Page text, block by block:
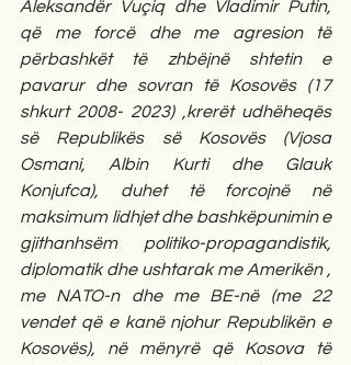
Aleksandër Vuçiq dhe Vladimir Putin,
që me forcë dhe me agresion të
përbashkët të zhbëjnë shtetin e
pavarur dhe sovran të Kosovës (17
shkurt 2008- 2023) ,krerët udhëheqës
së Republikës së Kosovës (Vjosa
Osmani, Albin Kurti dhe Glauk
Konjufca), duhet të forcojnë në
maksimum lidhjet dhe bashkëpunimin e
gjithanhsëm politiko-propagandistik,
diplomatik dhe ushtarak me Amerikën ,
me NATO-n dhe me BE-në (me 22
vendet që e kanë njohur Republikën e
Kosovës), në mënyrë që Kosova të